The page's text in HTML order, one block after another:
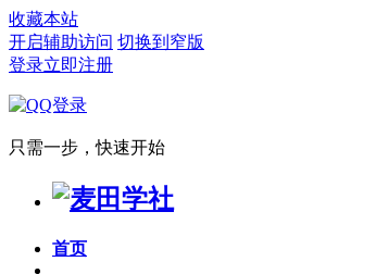
收藏本站
开启辅助访问 切换到窄版
登录立即注册
只需一步，快速开始
首页